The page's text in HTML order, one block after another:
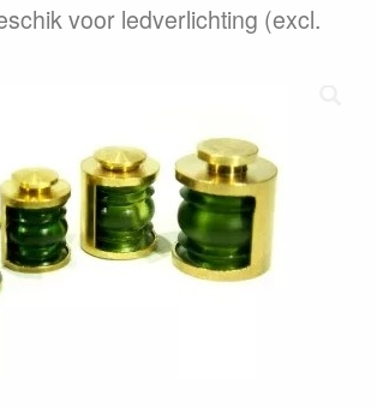
voor ledverlichting (excl.